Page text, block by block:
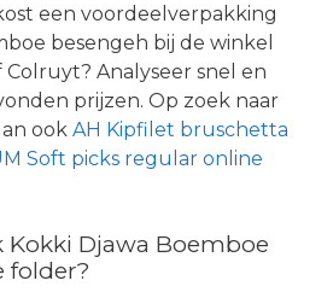
een voordeelverpakking
besengeh bij de winkel
Analyseer snel en
prijzen. Op zoek naar
ook AH Kipfilet bruschetta
Soft picks regular online
Kokki Djawa Boemboe
folder?